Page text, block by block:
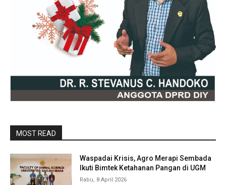
MOST READ
Waspadai Krisis, Agro Merapi Sembada
Ikuti Bimtek Ketahanan Pangan di UGM
Rabu, 8 April 2026